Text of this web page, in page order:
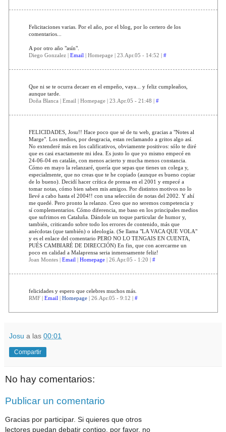
Felicitaciones varias. Por el año, por el blog, por lo certero de los
comentarios...
A por otro año "asín".
Diego Gonzalez | Email | Homepage | 23.Apr.05 - 14:52 | #
Que ni se te ocurra decaer en el empeño, vaya... y feliz cumpleaños,
aunque tarde.
Doña Blanca | Email | Homepage | 23.Apr.05 - 21:48 | #
FELICIDADES, Josu!! Hace poco que sé de tu web, gracias a "Notes al
Marge". Los medios, por desgracia, estan reclamando a gritos algo así.
No extenderé más en los calificativos, obviamente positivos: sólo te diré
que es casi exactamente mi idea. Es justo lo que yo mismo empecé en
24-06-04 en catalán, con menos acierto y mucha menos constancia.
Cómo en mayo la relanzaré, quería que sepas que tienes un colega y,
especialmente, que no creas que te he copiado (aunque es bueno copiar
de lo bueno). Decidí hacer crítica de prensa en el 2001 y empecé a
tomar notas, cómo bien saben mis amigos. Por distintos motivos no lo
llevé a cabo hasta el 2004!! con una selección de notas del 2002. Y ahí
me quedé. Pero pronto la relanzo. Creo que no seremos competencia y
sí complementarios. Cómo diferencia, me baso en los principales medios
que sufrimos en Cataluña. Dándole un toque particular de humor y,
también, criticando sobre todo los errores de contenido, más que
anécdotas (que también) o ideología. (Se llama "LA VACA QUE VOLA"
y es el enlace del comentario PERO NO LO TENGAIS EN CUENTA,
PUÉS CAMBIARÉ DE DIRECCIÓN) En fin, que con acercarme un
poco en calidad a Malaprensa seria inmensamente feliz!
Joan Montes | Email | Homepage| 26.Apr.05 - 1:20 | #
felicidades y espero que celebres muchos más.
RMF | Email | Homepage| 26.Apr.05 - 9:12 | #
Josu a las 00:01
Compartir
No hay comentarios:
Publicar un comentario
Gracias por participar. Si quieres que otros
lectores puedan debatir contigo, por favor, no